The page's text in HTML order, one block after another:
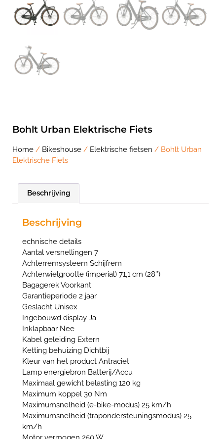
Bohlt Urban Elektrische Fiets
Home / Bikeshouse / Elektrische fietsen / Bohlt Urban
Elektrische Fiets
Beschrijving
Beschrijving
echnische details
Aantal versnellingen 7
Achterremsysteem Schijfrem
Achterwielgrootte (imperial) 71,1 cm (28″)
Bagagerek Voorkant
Garantieperiode 2 jaar
Geslacht Unisex
Ingebouwd display Ja
Inklapbaar Nee
Kabel geleiding Extern
Ketting behuizing Dichtbij
Kleur van het product Antraciet
Lamp energiebron Batterij/Accu
Maximaal gewicht belasting 120 kg
Maximum koppel 30 Nm
Maximumsnelheid (e-bike-modus) 25 km/h
Maximumsnelheid (trapondersteuningsmodus) 25
km/h